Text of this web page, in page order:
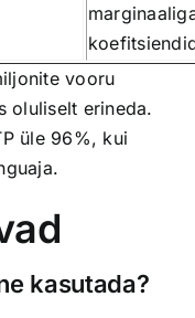
vooru
oluliselt erineda.
üle 96%, kui
kasutada?